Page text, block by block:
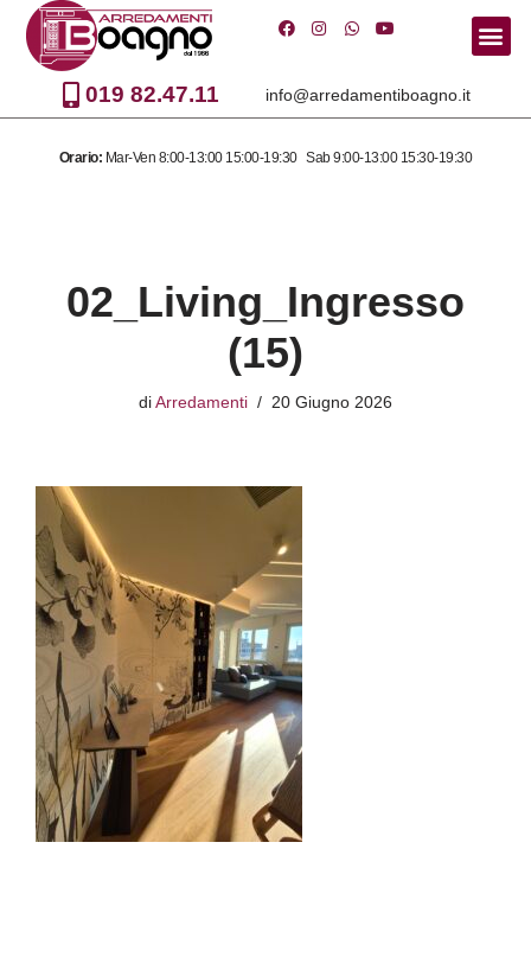
Vai
contenuto
019 82.47.11 info@arredamentiboagno.it
Orario: Mar-Ven 8:00-13:00 15:00-19:30 Sab 9:00-13:00 15:30-19:30
02_Living_Ingresso
(15)
di Arredamenti 20 Giugno 2026